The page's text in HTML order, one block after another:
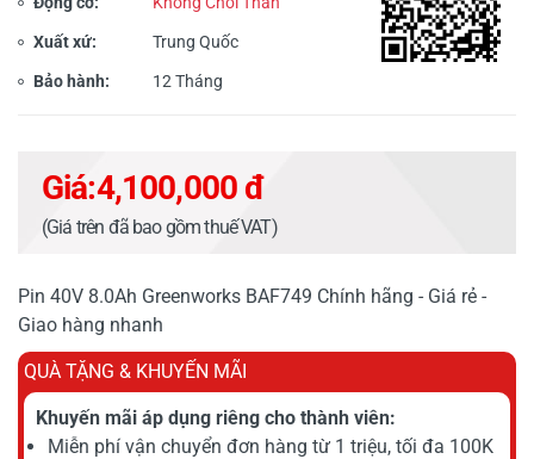
Xuất xứ: Trung Quốc
Bảo hành: 12 Tháng
Giá:4,100,000 đ
(Giá trên đã bao gồm thuế VAT)
Pin 40V 8.0Ah Greenworks BAF749 Chính hãng - Giá rẻ -
Giao hàng nhanh
QUÀ TẶNG & KHUYẾN MÃI
Khuyến mãi áp dụng riêng cho thành viên:
Miễn phí vận chuyển đơn hàng từ 1 triệu, tối đa 100K